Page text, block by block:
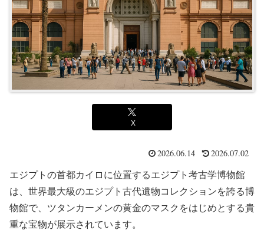
X
2026.06.14 2026.07.02
エジプトの首都カイロに位置するエジプト考古学博物館
は、世界最大級のエジプト古代遺物コレクションを誇る博
物館で、ツタンカーメンの黄金のマスクをはじめとする貴
重な宝物が展示されています。